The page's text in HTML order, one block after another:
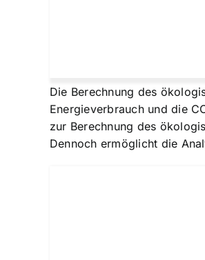
Die Berechnung des
Energieverbrauch und die
zur Berechnung des
Dennoch ermöglicht die